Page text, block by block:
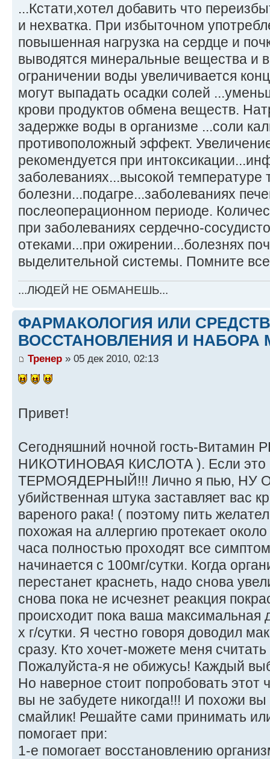
...Кстати,хотел добавить что
и нехватка. При избыточном
повышенная нагрузка на сердце и
выводятся минеральные вещества и
ограничении воды увеличивается
могут выпадать осадки солей
крови продуктов обмена веществ.
задержке воды в организме ...соли
противоположный эффект.
рекомендуется при
заболеваниях...высокой температуре
болезни...подагре...заболеваниях
послеоперационном периоде.
при заболеваниях сердечно-
отеками...при ожирении...болезнях
выделительной системы. Помните
...ЛЮДЕЙ НЕ ОБМАНЕШЬ...
ФАРМАКОЛОГИЯ ИЛИ
ВОССТАНОВЛЕНИЯ И НАБОРА
Тренер » 05 дек 2010, 02:13
Привет!
Сегодняшний ночной гость-Витамин
НИКОТИНОВАЯ КИСЛОТА ). Если это
ТЕРМОЯДЕРНЫЙ!!! Лично я пью, НУ
убийственная штука заставляет вас
вареного рака! ( поэтому пить
похожая на аллергию протекает
часа полностью проходят все
начинается с 100мг/сутки. Когда
перестанет краснеть, надо снова
снова пока не исчезнет реакция
происходит пока ваша максимальная
х г/сутки. Я честно говоря доводил
сразу. Кто хочет-можете меня
Пожалуйста-я не обижусь! Каждый
Но наверное стоит попробовать
вы не забудете никогда!!! И похожи
смайлик! Решайте сами принимать
помогает при:
1-е помогает восстановлению